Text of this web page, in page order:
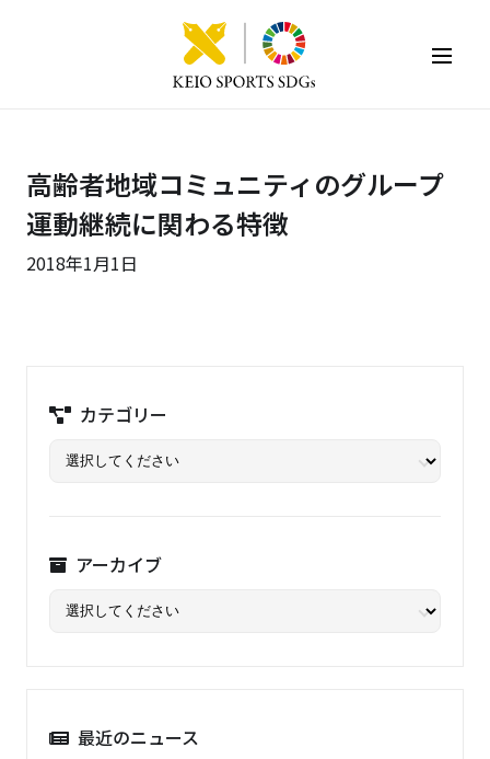
高齢者地域コミュニティのグループ
運動継続に関わる特徴
2018年1月1日
カテゴリー
アーカイブ
最近のニュース